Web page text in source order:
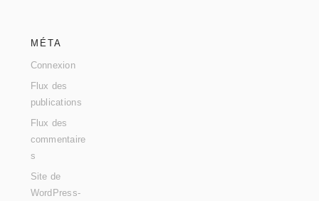
MÉTA
Connexion
Flux des
publications
Flux des
commentaire
s
Site de
WordPress-